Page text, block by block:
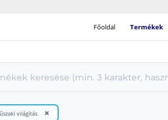
Főoldal Termékek
világítás ×